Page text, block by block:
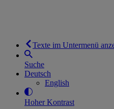
Texte im Untermenü
Suche
Deutsch
English
Hoher Kontrast